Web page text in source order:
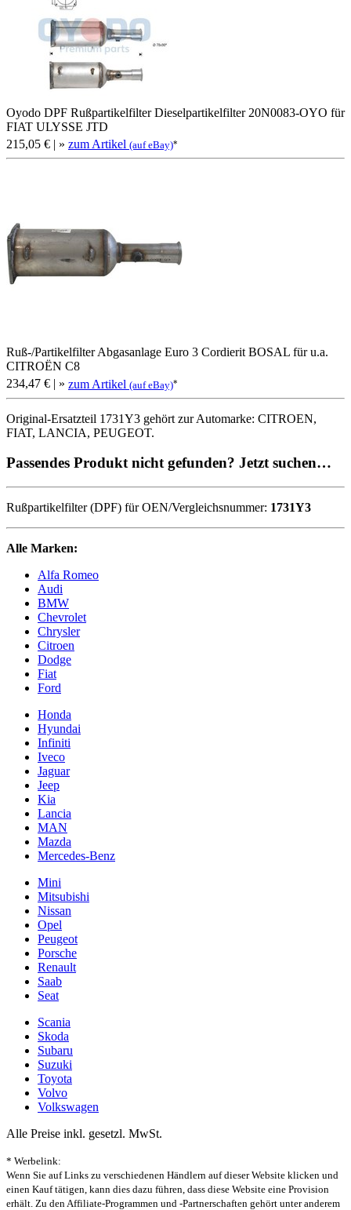
Oyodo DPF Rußpartikelfilter Dieselpartikelfilter 20N0083-OYO für
FIAT ULYSSE JTD
215,05 € | » zum Artikel (auf eBay)*
Ruß-/Partikelfilter Abgasanlage Euro 3 Cordierit BOSAL für u.a.
CITROËN C8
234,47 € | » zum Artikel (auf eBay)*
Original-Ersatzteil 1731Y3 gehört zur Automarke: CITROEN,
FIAT, LANCIA, PEUGEOT.
Passendes Produkt nicht gefunden? Jetzt suchen…
Rußpartikelfilter (DPF) für OEN/Vergleichsnummer: 1731Y3
Alle Marken:
Alfa Romeo
Audi
BMW
Chevrolet
Chrysler
Citroen
Dodge
Fiat
Ford
Honda
Hyundai
Infiniti
Iveco
Jaguar
Jeep
Kia
Lancia
MAN
Mazda
Mercedes-Benz
Mini
Mitsubishi
Nissan
Opel
Peugeot
Porsche
Renault
Saab
Seat
Scania
Skoda
Subaru
Suzuki
Toyota
Volvo
Volkswagen
Alle Preise inkl. gesetzl. MwSt.
* Werbelink:
Wenn Sie auf Links zu verschiedenen Händlern auf dieser Website klicken und
einen Kauf tätigen, kann dies dazu führen, dass diese Website eine Provision
erhält. Zu den Affiliate-Programmen und -Partnerschaften gehört unter anderem